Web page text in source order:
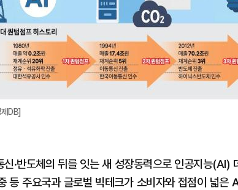
DB]
신·반도체의 뒤를 잇는 새 성장동력으로 인공지능(AI)
등 주요국과 글로벌 빅테크가 소비자와 접점이 넓은